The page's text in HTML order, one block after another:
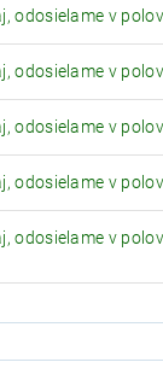
odosielame v
odosielame v
odosielame v
odosielame v
odosielame v